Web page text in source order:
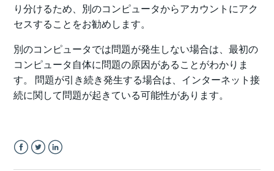
り分けるため、別のコンピュータからアカウントにアク
セスすることをお勧めします。
別のコンピュータでは問題が発生しない場合は、最初の
コンピュータ自体に問題の原因があることがわかりま
す。 問題が引き続き発生する場合は、インターネット接
続に関して問題が起きている可能性があります。